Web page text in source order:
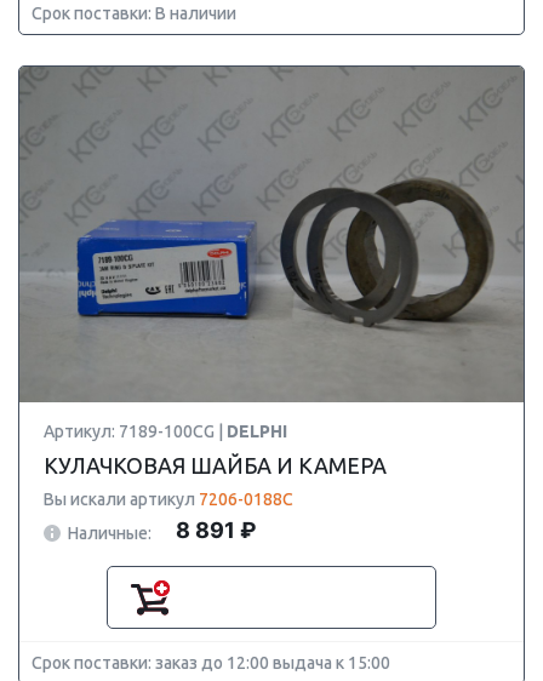
Срок поставки: В наличии
Артикул: 7189-100CG | DELPHI
КУЛАЧКОВАЯ ШАЙБА И КАМЕРА
Вы искали артикул 7206-0188C
Наличные:
8 891 ₽
Срок поставки: заказ до 12:00 выдача к 15:00